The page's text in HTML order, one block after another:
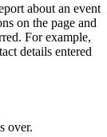
about an event
on the page and
For example,
details entered
over.